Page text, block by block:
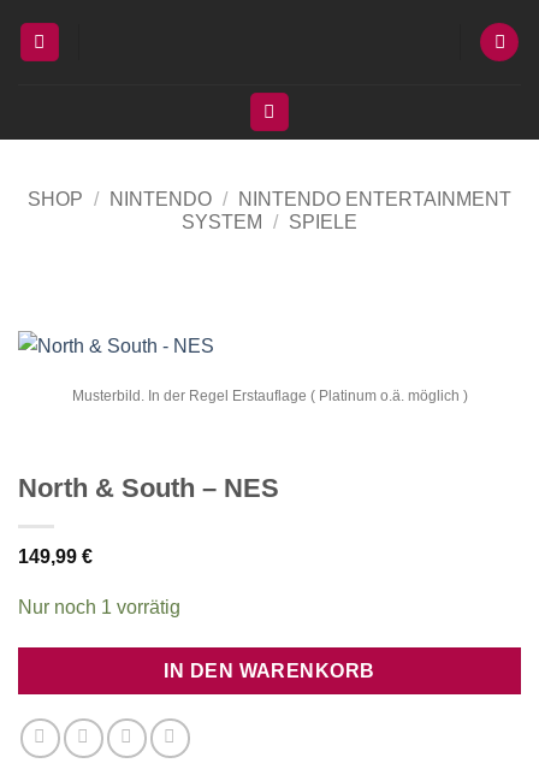
Inhalt
SHOP / NINTENDO /
NINTENDO ENTERTAINMENT
SYSTEM
/ SPIELE
Musterbild. In der Regel Erstauflage ( Platinum o.ä. möglich )
North & South – NES
149,99 €
Nur noch 1 vorrätig
IN DEN WARENKORB